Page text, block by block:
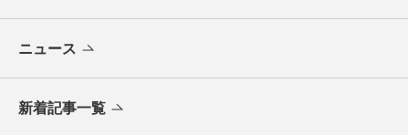
ニュース
新着記事一覧